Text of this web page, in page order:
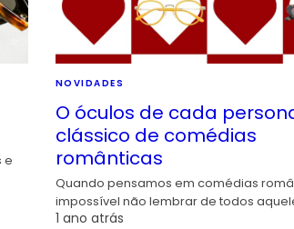
e
NOVIDADES
O óculos de cada
clássico de comédias
românticas
Quando pensamos em comédias
impossível não lembrar de todos
1 ano atrás